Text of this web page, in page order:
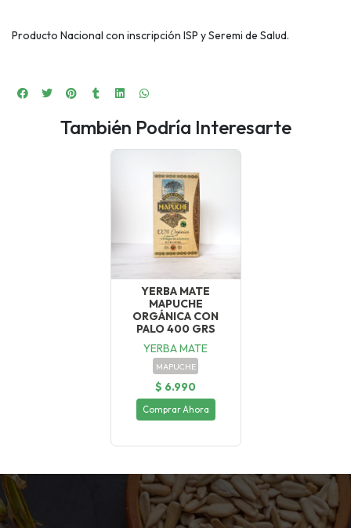
Producto Nacional con inscripción ISP y Seremi de Salud.
También Podría Interesarte
YERBA MATE
MAPUCHE
ORGÁNICA CON
PALO 400 GRS
YERBA MATE
MAPUCHE
$ 6.990
Comprar Ahora